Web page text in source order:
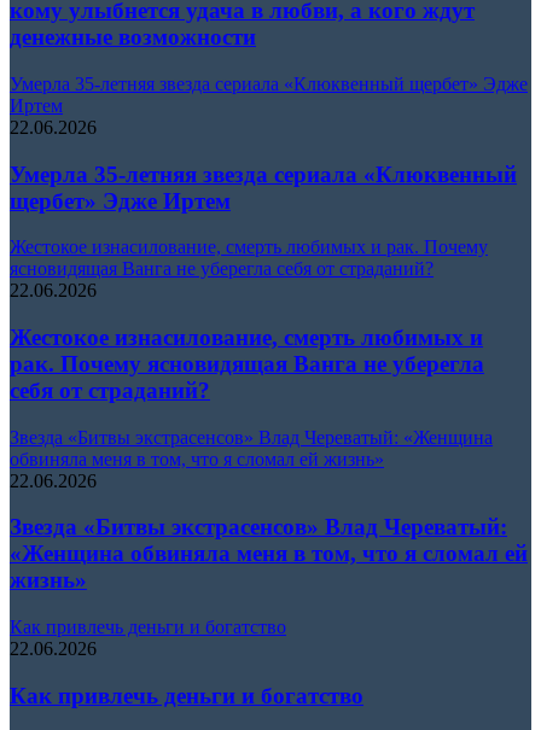
кому улыбнется удача в любви, а кого ждут
денежные возможности
Умерла 35-летняя звезда сериала «Клюквенный щербет» Эдже
Иртем
22.06.2026
Умерла 35-летняя звезда сериала «Клюквенный
щербет» Эдже Иртем
Жестокое изнасилование, смерть любимых и рак. Почему
ясновидящая Ванга не уберегла себя от страданий?
22.06.2026
Жестокое изнасилование, смерть любимых и
рак. Почему ясновидящая Ванга не уберегла
себя от страданий?
Звезда «Битвы экстрасенсов» Влад Череватый: «Женщина
обвиняла меня в том, что я сломал ей жизнь»
22.06.2026
Звезда «Битвы экстрасенсов» Влад Череватый:
«Женщина обвиняла меня в том, что я сломал ей
жизнь»
Как привлечь деньги и богатство
22.06.2026
Как привлечь деньги и богатство